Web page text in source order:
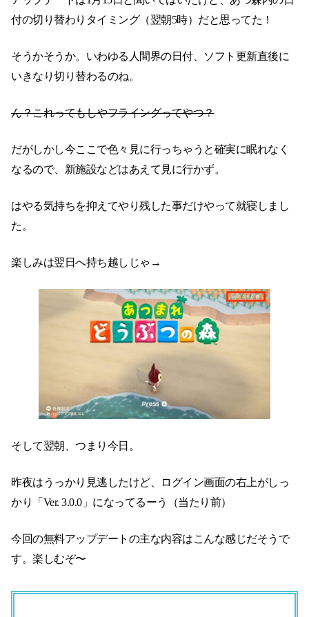
付の切り替わりタイミング（翌朝5時）だと思ってた！
そうかそうか。いわゆる人間界の日付、ソフト更新直後に
いきなり切り替わるのね。
ん？これってもしやフライングってやつ？
だがしかし今ここで色々見に行っちゃうと確実に眠れなく
なるので、新施設などはあえて見に行かず。
はやる気持ちを抑えてやり残した事だけやって就寝しまし
た。
楽しみは翌日へ持ち越しじゃ→
そして翌朝、つまり今日。
昨夜はうっかり見逃したけど、ログイン画面の右上がしっ
かり「Ver. 3.0.0」になってるーう（当たり前）
今回の無料アップデートの主な内容はこんな感じだそうで
す。楽しむぞ〜